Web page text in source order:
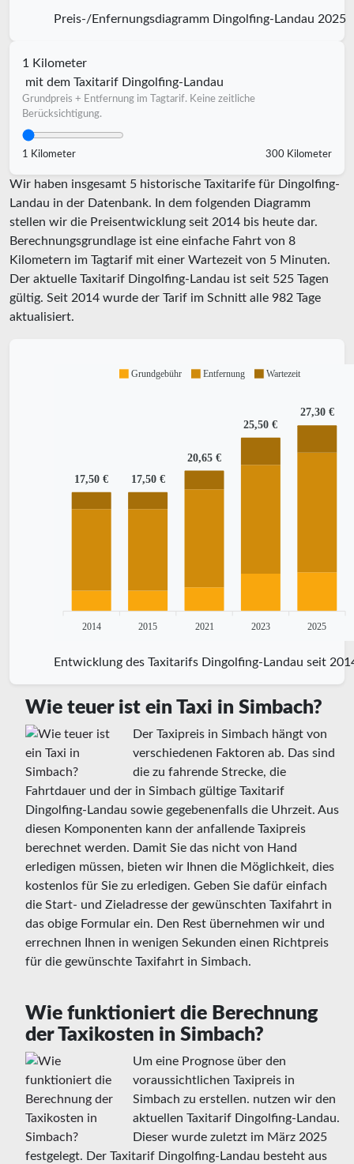
Preis-/Enfernungsdiagramm Dingolfing-Landau 2025
1 Kilometer
mit dem Taxitarif Dingolfing-Landau
Grundpreis + Entfernung im Tagtarif. Keine zeitliche
Berücksichtigung.
1 Kilometer 300 Kilometer
Wir haben insgesamt 5 historische Taxitarife für Dingolfing-
Landau in der Datenbank. In dem folgenden Diagramm
stellen wir die Preisentwicklung seit 2014 bis heute dar.
Berechnungsgrundlage ist eine einfache Fahrt von 8
Kilometern im Tagtarif mit einer Wartezeit von 5 Minuten.
Der aktuelle Taxitarif Dingolfing-Landau ist seit 525 Tagen
gültig. Seit 2014 wurde der Tarif im Schnitt alle 982 Tage
aktualisiert.
17,50 € 17,50 €
20,65 €
25,50 €
27,30 €
2014 2015 2021 2023 2025
Grundgebühr Entfernung Wartezeit
Entwicklung des Taxitarifs Dingolfing-Landau seit
Wie teuer ist ein Taxi in Simbach?
Der Taxipreis in Simbach hängt von
verschiedenen Faktoren ab. Das sind
die zu fahrende Strecke, die
Fahrtdauer und der in Simbach gültige Taxitarif
Dingolfing-Landau sowie gegebenenfalls die Uhrzeit. Aus
diesen Komponenten kann der anfallende Taxipreis
berechnet werden. Damit Sie das nicht von Hand
erledigen müssen, bieten wir Ihnen die Möglichkeit, dies
kostenlos für Sie zu erledigen. Geben Sie dafür einfach
die Start- und Zieladresse der gewünschten Taxifahrt in
das obige Formular ein. Den Rest übernehmen wir und
errechnen Ihnen in wenigen Sekunden einen Richtpreis
für die gewünschte Taxifahrt in Simbach.
Wie funktioniert die Berechnung
der Taxikosten in Simbach?
Um eine Prognose über den
voraussichtlichen Taxipreis in
Simbach zu erstellen. nutzen wir den
aktuellen Taxitarif Dingolfing-Landau.
Dieser wurde zuletzt im März 2025
festgelegt. Der Taxitarif Dingolfing-Landau besteht aus